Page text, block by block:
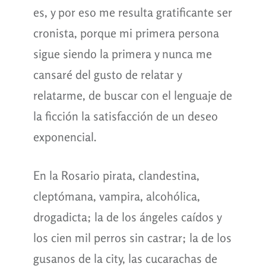
es, y por eso me resulta gratificante ser
cronista, porque mi primera persona
sigue siendo la primera y nunca me
cansaré del gusto de relatar y
relatarme, de buscar con el lenguaje de
la ficción la satisfacción de un deseo
exponencial.
En la Rosario pirata, clandestina,
cleptómana, vampira, alcohólica,
drogadicta; la de los ángeles caídos y
los cien mil perros sin castrar; la de los
gusanos de la city, las cucarachas de